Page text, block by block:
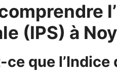
(IPS) à
ce que